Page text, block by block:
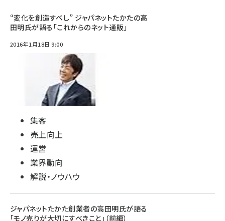
“変化を創造すべし” ジャパネットたかたの高
田明氏が語る「これからのネット通販」
2016年1月18日 9:00
集客
売上向上
運営
業界動向
解説・ノウハウ
ジャパネットたかた創業者の高田明氏が語る
「モノ売りが大切にすべきこと」（前編）